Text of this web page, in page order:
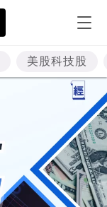
美股科技股